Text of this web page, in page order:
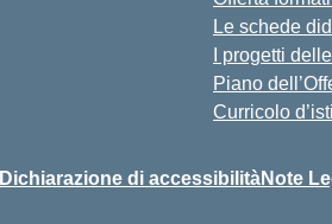
Le schede
I progetti
Piano
Curricolo
Dichiarazione di accessibilitàNote